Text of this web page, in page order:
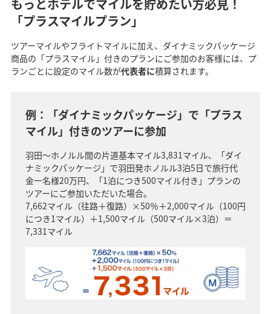
もっとホテルでマイルを貯めたい方必見！
「プラスマイルプラン」
ツアーマイルやフライトマイルに加え、ダイナミックパッケージ
商品の「プラスマイル」付きのプランにご参加のお客様には、プ
ランごとに設定のマイル数が代表者に積算されます。
例：「ダイナミックパッケージ」で「プラス
マイル」付きのツアーに参加
羽田～ホノルル間の片道基本マイル3,831マイル、「ダイ
ナミックパッケージ」で羽田発ホノルル3泊5日で旅行代
金一名様20万円、「1泊につき500マイル付き」プランの
ツアーにご参加いただいた場合。
7,662マイル（往路＋復路）×50％＋2,000マイル（100円
につき1マイル）＋1,500マイル（500マイル×3泊）＝
7,331マイル